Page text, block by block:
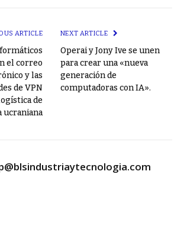
ARTICLE
el correo
y las
de VPN
de
ucraniana
NEXT ARTICLE
Operai y Jony Ive se unen
para crear una «nueva
generación de
computadoras con IA».